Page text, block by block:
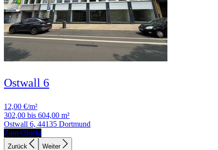
Ostwall 6
12,00 €/m²
302,00 bis 604,00 m²
Ostwall 6, 44135 Dortmund
Zum Objekt
Zurück Weiter